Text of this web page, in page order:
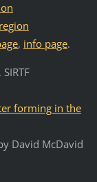
, info page.
, SIRTF
forming in the
David McDavid